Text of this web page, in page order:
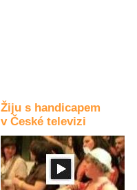
Žiju s handicapem
v České televizi